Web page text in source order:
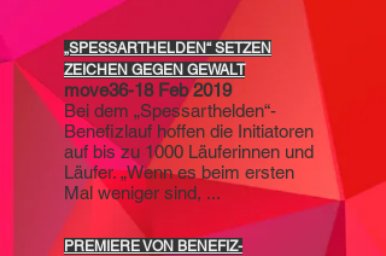
„SPESSARTHELDEN“ SETZEN
ZEICHEN GEGEN GEWALT
move36-18 Feb 2019
Bei dem „Spessarthelden“-
Benefizlauf hoffen die Initiatoren
auf bis zu 1000 Läuferinnen und
Läufer. „Wenn es beim ersten
Mal weniger sind, ...
PREMIERE VON BENEFIZ-